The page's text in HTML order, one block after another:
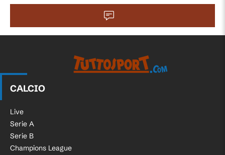
CALCIO
Live
Serie A
Serie B
Champions League